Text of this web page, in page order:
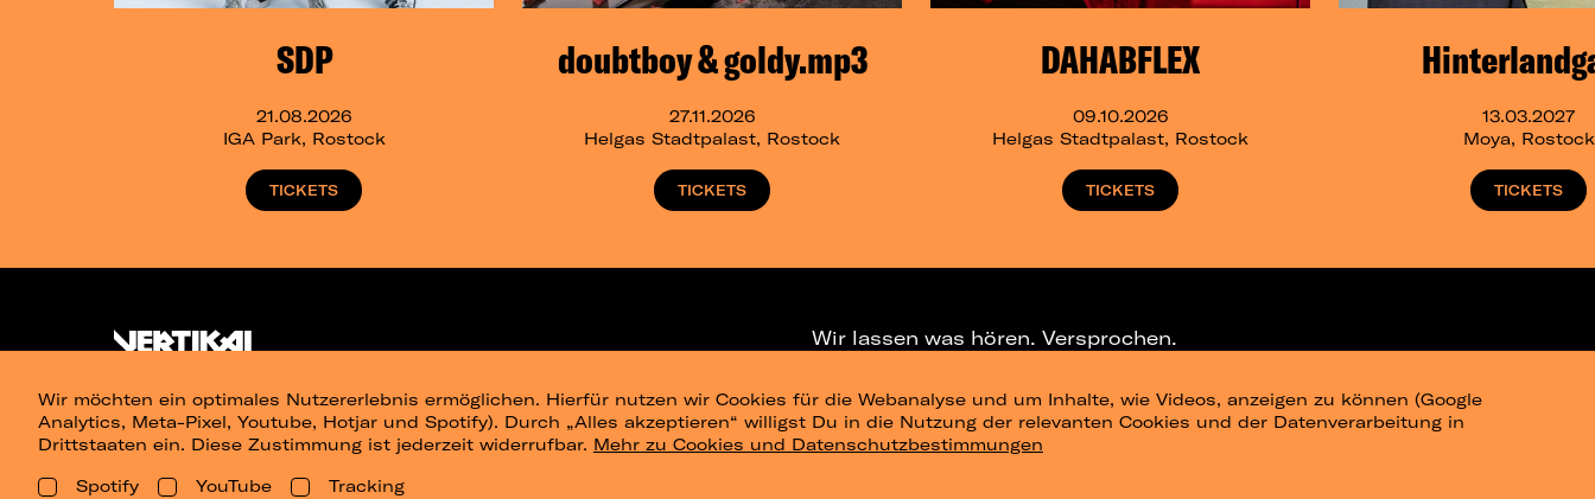
SDP
21.08.2026
IGA Park, Rostock
TICKETS
doubtboy & goldy.mp3
27.11.2026
Helgas Stadtpalast, Rostock
TICKETS
DAHABFLEX
09.10.2026
Helgas Stadtpalast, Rostock
TICKETS
13.03.2027
Moya, Rostock
TICKETS
Wir möchten ein optimales Nutzererlebnis ermöglichen. Hierfür nutzen wir Cookies für die Webanalyse und um Inhalte, wie Videos, anzeigen zu können (Google
Analytics, Meta-Pixel, Youtube, Hotjar und Spotify). Durch „Alles akzeptieren“ willigst Du in die Nutzung der relevanten Cookies und der Datenverarbeitung in
Drittstaaten ein. Diese Zustimmung ist jederzeit widerrufbar. Mehr zu Cookies und Datenschutzbestimmungen
Spotify
YouTube Tracking
Wir lassen was hören. Versprochen.
NEWSLETTER TELEGRAM-CHANNEL